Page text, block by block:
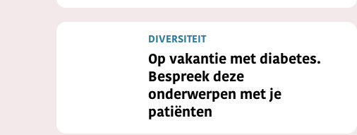
Op vakantie met diabetes.
Bespreek deze
onderwerpen met je
patiënten
DIVERSITEIT